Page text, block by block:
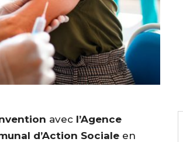
avec l’Agence
d’Action Sociale en